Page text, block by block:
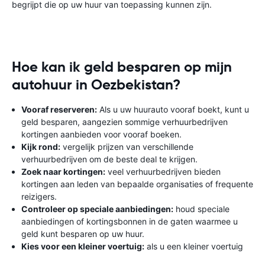
begrijpt die op uw huur van toepassing kunnen zijn.
Hoe kan ik geld besparen op mijn
autohuur in Oezbekistan?
Vooraf reserveren: Als u uw huurauto vooraf boekt, kunt u
geld besparen, aangezien sommige verhuurbedrijven
kortingen aanbieden voor vooraf boeken.
Kijk rond: vergelijk prijzen van verschillende
verhuurbedrijven om de beste deal te krijgen.
Zoek naar kortingen: veel verhuurbedrijven bieden
kortingen aan leden van bepaalde organisaties of frequente
reizigers.
Controleer op speciale aanbiedingen: houd speciale
aanbiedingen of kortingsbonnen in de gaten waarmee u
geld kunt besparen op uw huur.
Kies voor een kleiner voertuig: als u een kleiner voertuig